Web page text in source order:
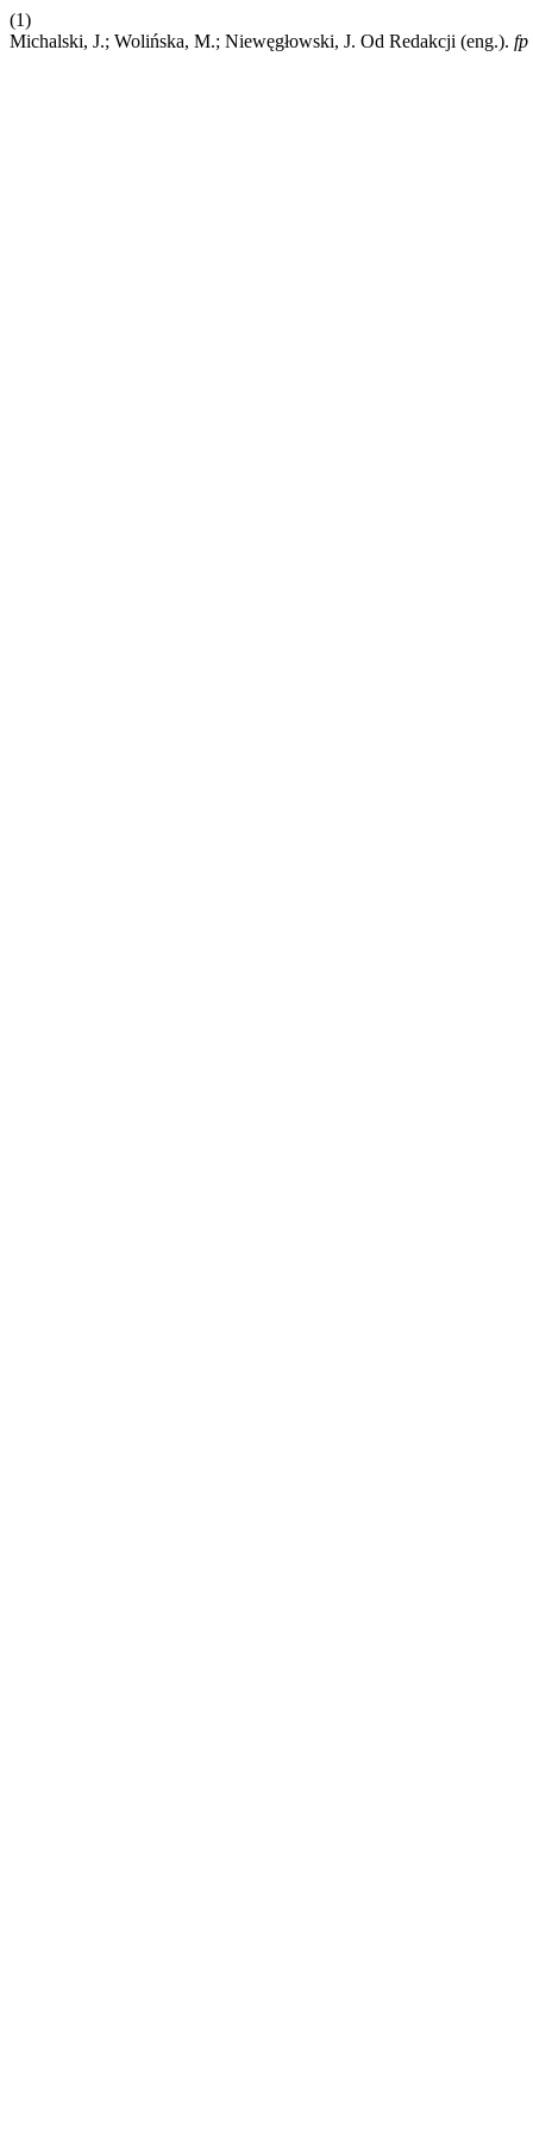
(1)
Michalski, J.; Wolińska, M.; Niewęgłowski, J. Od Redakcji (eng.). fp